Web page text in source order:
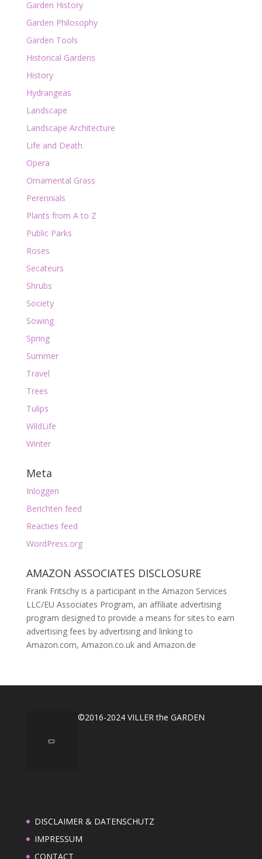
Garden History
Garden Philosophy
Garden Tools
Historical Gardens
History
Hydrangeas
Landscape
Landscape Architecture
Life and Death
Opera
Ornamental Grass
Perennials
Plants from A to Z
Public Parks
Roses
Secateurs
Shrubs
Society
Sowing
Spring
Summer
Travel
Trees
Tulips
WildLife
Winter
Meta
Inloggen
Berichten feed
Reacties feed
WordPress.org
AMAZON ASSOCIATES DISCLOSURE
Frank Fritschy is a participant in the Amazon Services
LLC/EU Associates Program, an affiliate advertising
program designed to provide a means for sites to earn
advertising fees by advertising and linking to
Amazon.com, Amazon.co.uk and Amazon.de
©2016-2024 VILLER the GARDEN
DISCLAIMER & DATENSCHUTZ
IMPRESSUM
CONTACT